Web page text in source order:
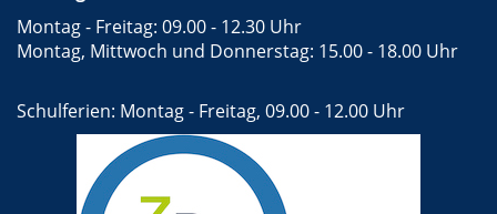
Montag - Freitag: 09.00 - 12.30 Uhr
Montag, Mittwoch und Donnerstag: 15.00 - 18.00 Uhr
Schulferien: Montag - Freitag, 09.00 - 12.00 Uhr